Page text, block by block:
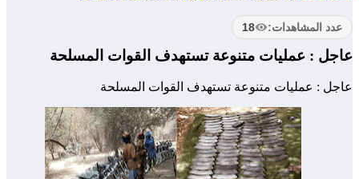
عدد المشاهدات: 18
عاجل : عمليات متنوعة تستهدف القوات المسلحة
عاجل : عمليات متنوعة تستهدف القوات المسلحة